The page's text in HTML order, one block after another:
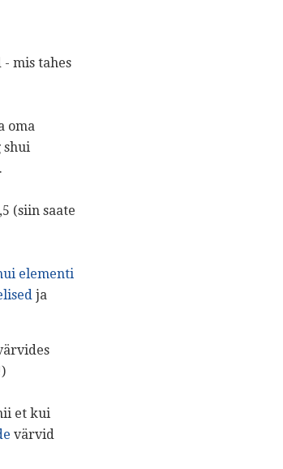
mis tahes
oma
shui
(siin saate
elementi
ja
et kui
värvid